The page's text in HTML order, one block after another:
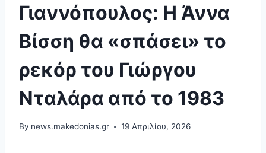
Γιαννόπουλος: Η Άννα
Βίσση θα «σπάσει» το
ρεκόρ του Γιώργου
Νταλάρα από το 1983
By news.makedonias.gr 19 Απριλίου, 2026